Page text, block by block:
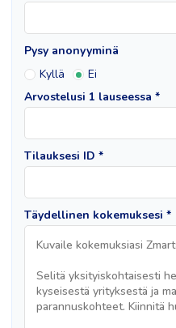
Pysy anonyyminä
Kyllä
Ei
Arvostelusi 1 lauseessa *
Tilauksesi ID *
Täydellinen kokemuksesi *